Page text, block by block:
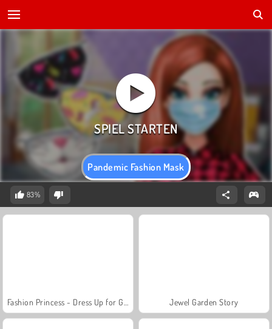
Pandemic Fashion Mask
83%
Jewel Garden Story